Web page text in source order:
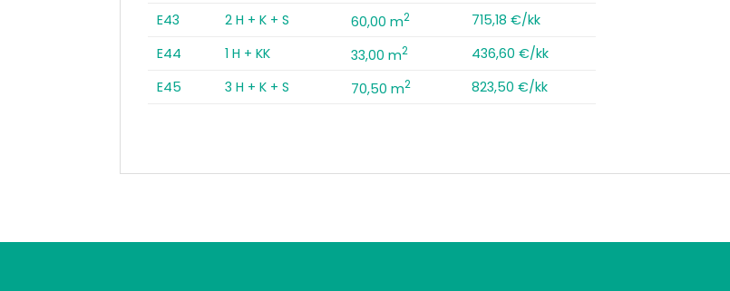
E43
2 H + K + S 60,00 m2
715,18 €/kk
E44
1 H + KK 33,00 m2
436,60 €/kk
E45
3 H + K + S 70,50 m2 823,50 €/kk